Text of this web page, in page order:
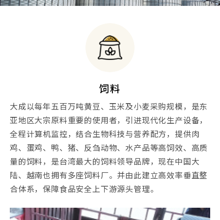
饲料
大成以每年五百万吨黄豆、玉米及小麦采购规模，是东
亚地区大宗原料重要的使用者，引进现代化生产设备，
全程计算机监控，结合生物科技与营养配方，提供肉
鸡、蛋鸡、鸭、猪、反刍动物、水产品等高饲效、高质
量的饲料，是台湾最大的饲料领导品牌，现在中国大
陆、越南也拥有多座饲料厂。并由此建立高效率垂直整
合体系，保障食品安全上下游源头管理。